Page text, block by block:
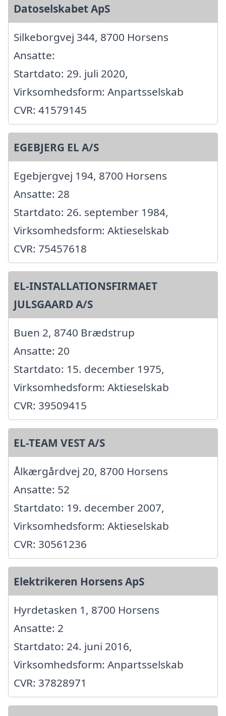
Datoselskabet ApS
Silkeborgvej 344, 8700 Horsens
Ansatte:
Startdato: 29. juli 2020,
Virksomhedsform: Anpartsselskab
CVR: 41579145
EGEBJERG EL A/S
Egebjergvej 194, 8700 Horsens
Ansatte: 28
Startdato: 26. september 1984,
Virksomhedsform: Aktieselskab
CVR: 75457618
EL-INSTALLATIONSFIRMAET
JULSGAARD A/S
Buen 2, 8740 Brædstrup
Ansatte: 20
Startdato: 15. december 1975,
Virksomhedsform: Aktieselskab
CVR: 39509415
EL-TEAM VEST A/S
Ålkærgårdvej 20, 8700 Horsens
Ansatte: 52
Startdato: 19. december 2007,
Virksomhedsform: Aktieselskab
CVR: 30561236
Elektrikeren Horsens ApS
Hyrdetasken 1, 8700 Horsens
Ansatte: 2
Startdato: 24. juni 2016,
Virksomhedsform: Anpartsselskab
CVR: 37828971